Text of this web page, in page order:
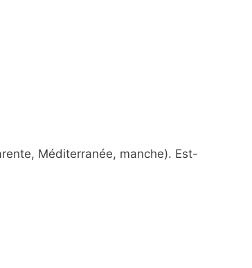
Méditerranée, manche). Est-